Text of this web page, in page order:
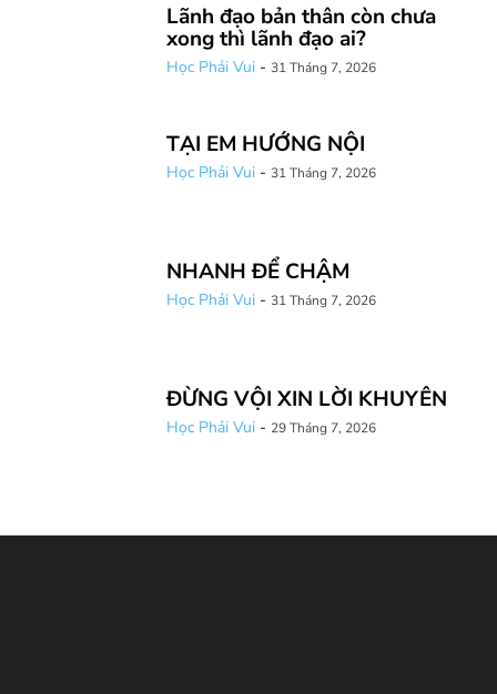
Lãnh đạo bản thân còn chưa
xong thì lãnh đạo ai?
Học Phải Vui - 31 Tháng 7, 2026
TẠI EM HƯỚNG NỘI
Học Phải Vui - 31 Tháng 7, 2026
NHANH ĐỂ CHẬM
Học Phải Vui - 31 Tháng 7, 2026
ĐỪNG VỘI XIN LỜI KHUYÊN
Học Phải Vui - 29 Tháng 7, 2026